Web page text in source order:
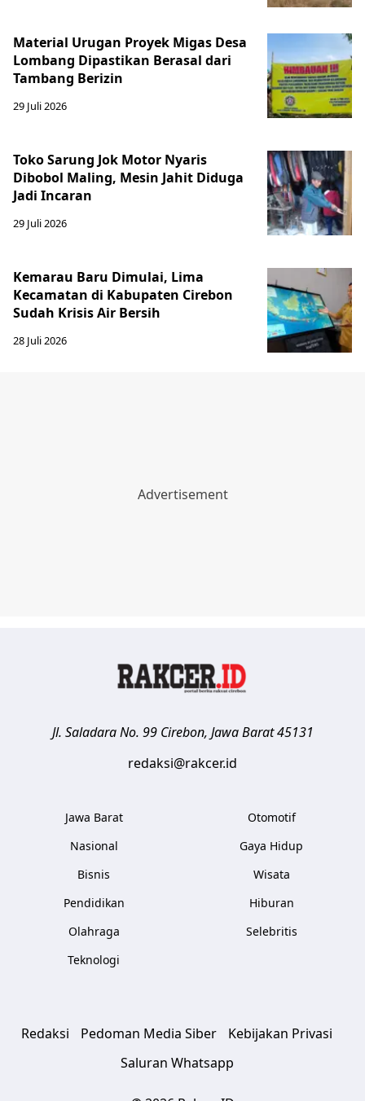
Material Urugan Proyek Migas Desa
Lombang Dipastikan Berasal dari
Tambang Berizin
29 Juli 2026
Toko Sarung Jok Motor Nyaris
Dibobol Maling, Mesin Jahit Diduga
Jadi Incaran
29 Juli 2026
Kemarau Baru Dimulai, Lima
Kecamatan di Kabupaten Cirebon
Sudah Krisis Air Bersih
28 Juli 2026
Jl. Saladara No. 99 Cirebon, Jawa Barat 45131
redaksi@rakcer.id
Jawa Barat
Nasional
Bisnis
Pendidikan
Olahraga
Teknologi
Otomotif
Gaya Hidup
Wisata
Hiburan
Selebritis
Redaksi Pedoman Media Siber
Kebijakan Privasi
Saluran Whatsapp